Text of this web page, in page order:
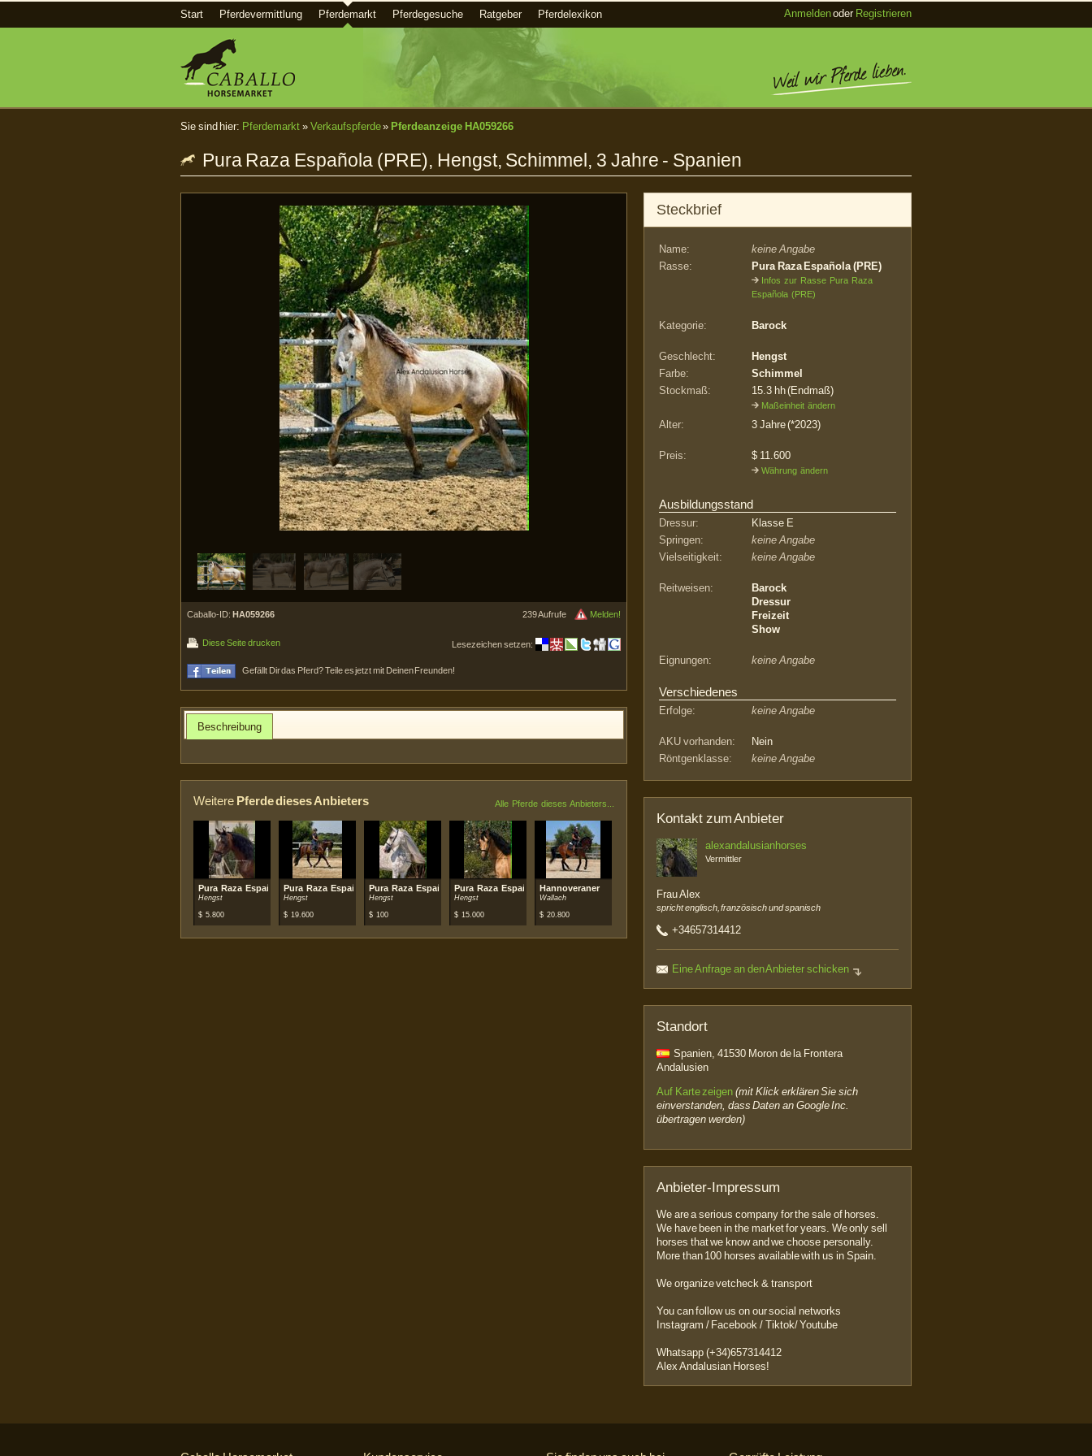
Start Pferdevermittlung Pferdemarkt Pferdegesuche Ratgeber Pferdelexikon Anmeldenoder Registrieren
Sie sind hier: Pferdemarkt » Verkaufspferde» Pferdeanzeige HA059266
Pura Raza Española (PRE), Hengst, Schimmel, 3 Jahre - Spanien
Caballo-ID: HA059266 Melden!
239 Aufrufe
Diese Seite drucken Lesezeichen setzen:
Gefällt Dir das Pferd? Teile es jetzt mit Deinen Freunden!
Beschreibung
Weitere Pferde dieses Anbieters Alle Pferde dieses Anbieters...
Pura Raza Española (PRE)
Hengst
$ 5.800
Pura Raza Española (PRE)
Hengst
$ 19.600
Pura Raza Española (PRE)
Hengst
$ 100
Pura Raza Española (PRE)
Hengst
$ 15.000
Hannoveraner
Wallach
$ 20.800
Steckbrief
Name:
keine Angabe
Rasse:
Pura Raza Española (PRE)
Infos zur Rasse Pura Raza
Española (PRE)
Kategorie: Barock
Geschlecht:
Hengst
Farbe:
Schimmel
Stockmaß:
15.3 hh (Endmaß)
Maßeinheit ändern
Alter: 3 Jahre (*2023)
Preis: $ 11.600
Währung ändern
Ausbildungsstand
Dressur:
Klasse E
Springen:
keine Angabe
Vielseitigkeit:
keine Angabe
Reitweisen:
Barock
Dressur
Freizeit
Show
Eignungen: keine Angabe
Verschiedenes
Erfolge: keine Angabe
AKU vorhanden:
Nein
Röntgenklasse:
keine Angabe
Kontakt zum Anbieter
alexandalusianhorses
Vermittler
Frau Alex
spricht englisch, französisch und spanisch
+34657314412
Eine Anfrage an den Anbieter schicken
Standort
Spanien, 41530 Moron de la Frontera
Andalusien
Auf Karte zeigen (mit Klick erklären Sie sich
einverstanden, dass Daten an Google Inc.
übertragen werden)
Anbieter-Impressum
We are a serious company for the sale of horses.
We have been in the market for years. We only sell
horses that we know and we choose personally.
More than 100 horses available with us in Spain.
We organize vetcheck & transport
You can follow us on our social networks
Instagram / Facebook / Tiktok/ Youtube
Whatsapp (+34)657314412
Alex Andalusian Horses!